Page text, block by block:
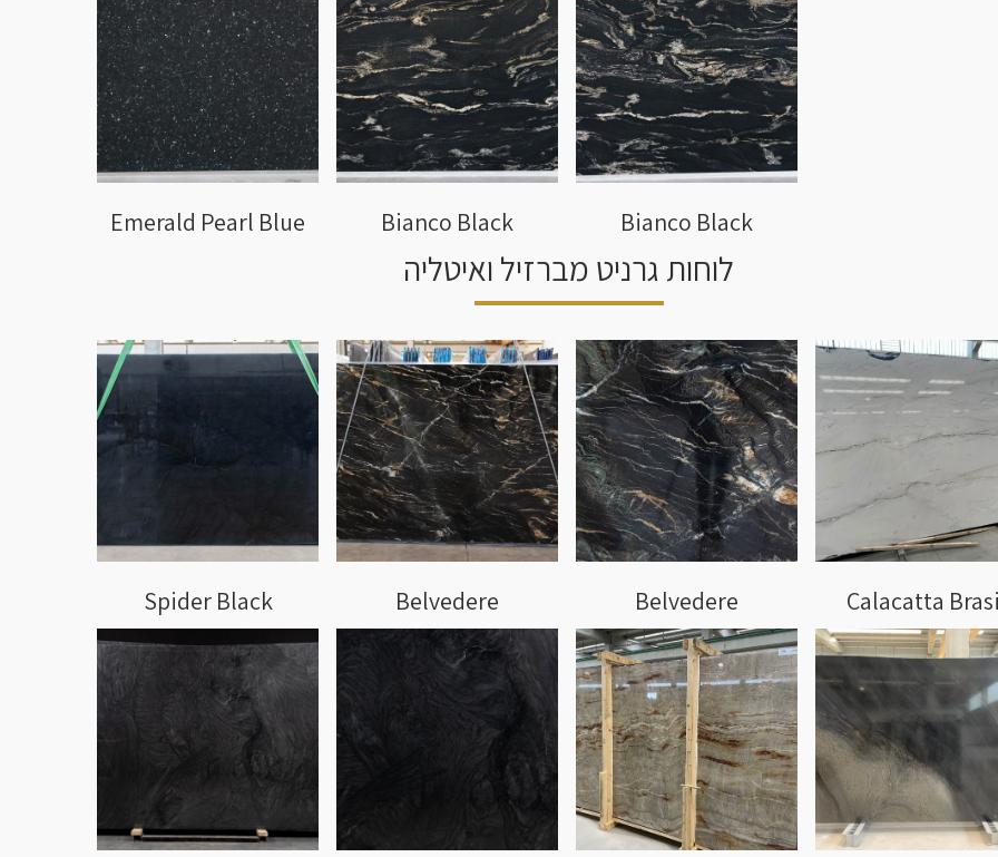
Emerald Pearl Blue Bianco Black Bianco Black
לוחות גרניט מברזיל ואיטליה
Spider Black Belvedere Belvedere Calacatta